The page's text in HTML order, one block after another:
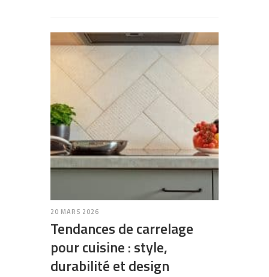
20 MARS 2026
Tendances de carrelage
pour cuisine : style,
durabilité et design